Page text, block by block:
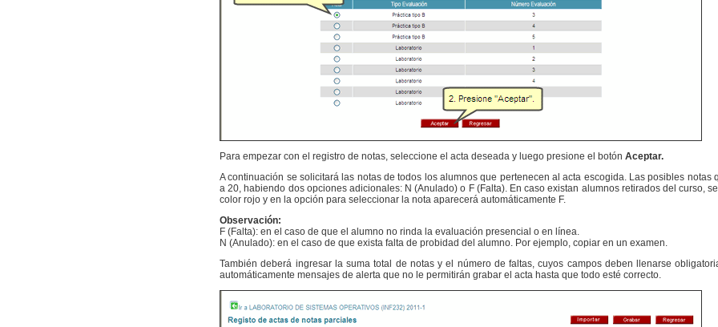
Para empezar con el registro de notas, seleccione el acta deseada y luego presione el botón Aceptar.
A continuación se solicitará las notas de todos los alumnos que pertenecen al acta escogida. Las posibles
a 20, habiendo dos opciones adicionales: N (Anulado) o F (Falta). En caso existan alumnos retirados del curso,
color rojo y en la opción para seleccionar la nota aparecerá automáticamente F.
Observación:
F (Falta): en el caso de que el alumno no rinda la evaluación presencial o en línea.
N (Anulado): en el caso de que exista falta de probidad del alumno. Por ejemplo, copiar en un examen.
También deberá ingresar la suma total de notas y el número de faltas, cuyos campos deben llenarse
automáticamente mensajes de alerta que no le permitirán grabar el acta hasta que todo esté correcto.